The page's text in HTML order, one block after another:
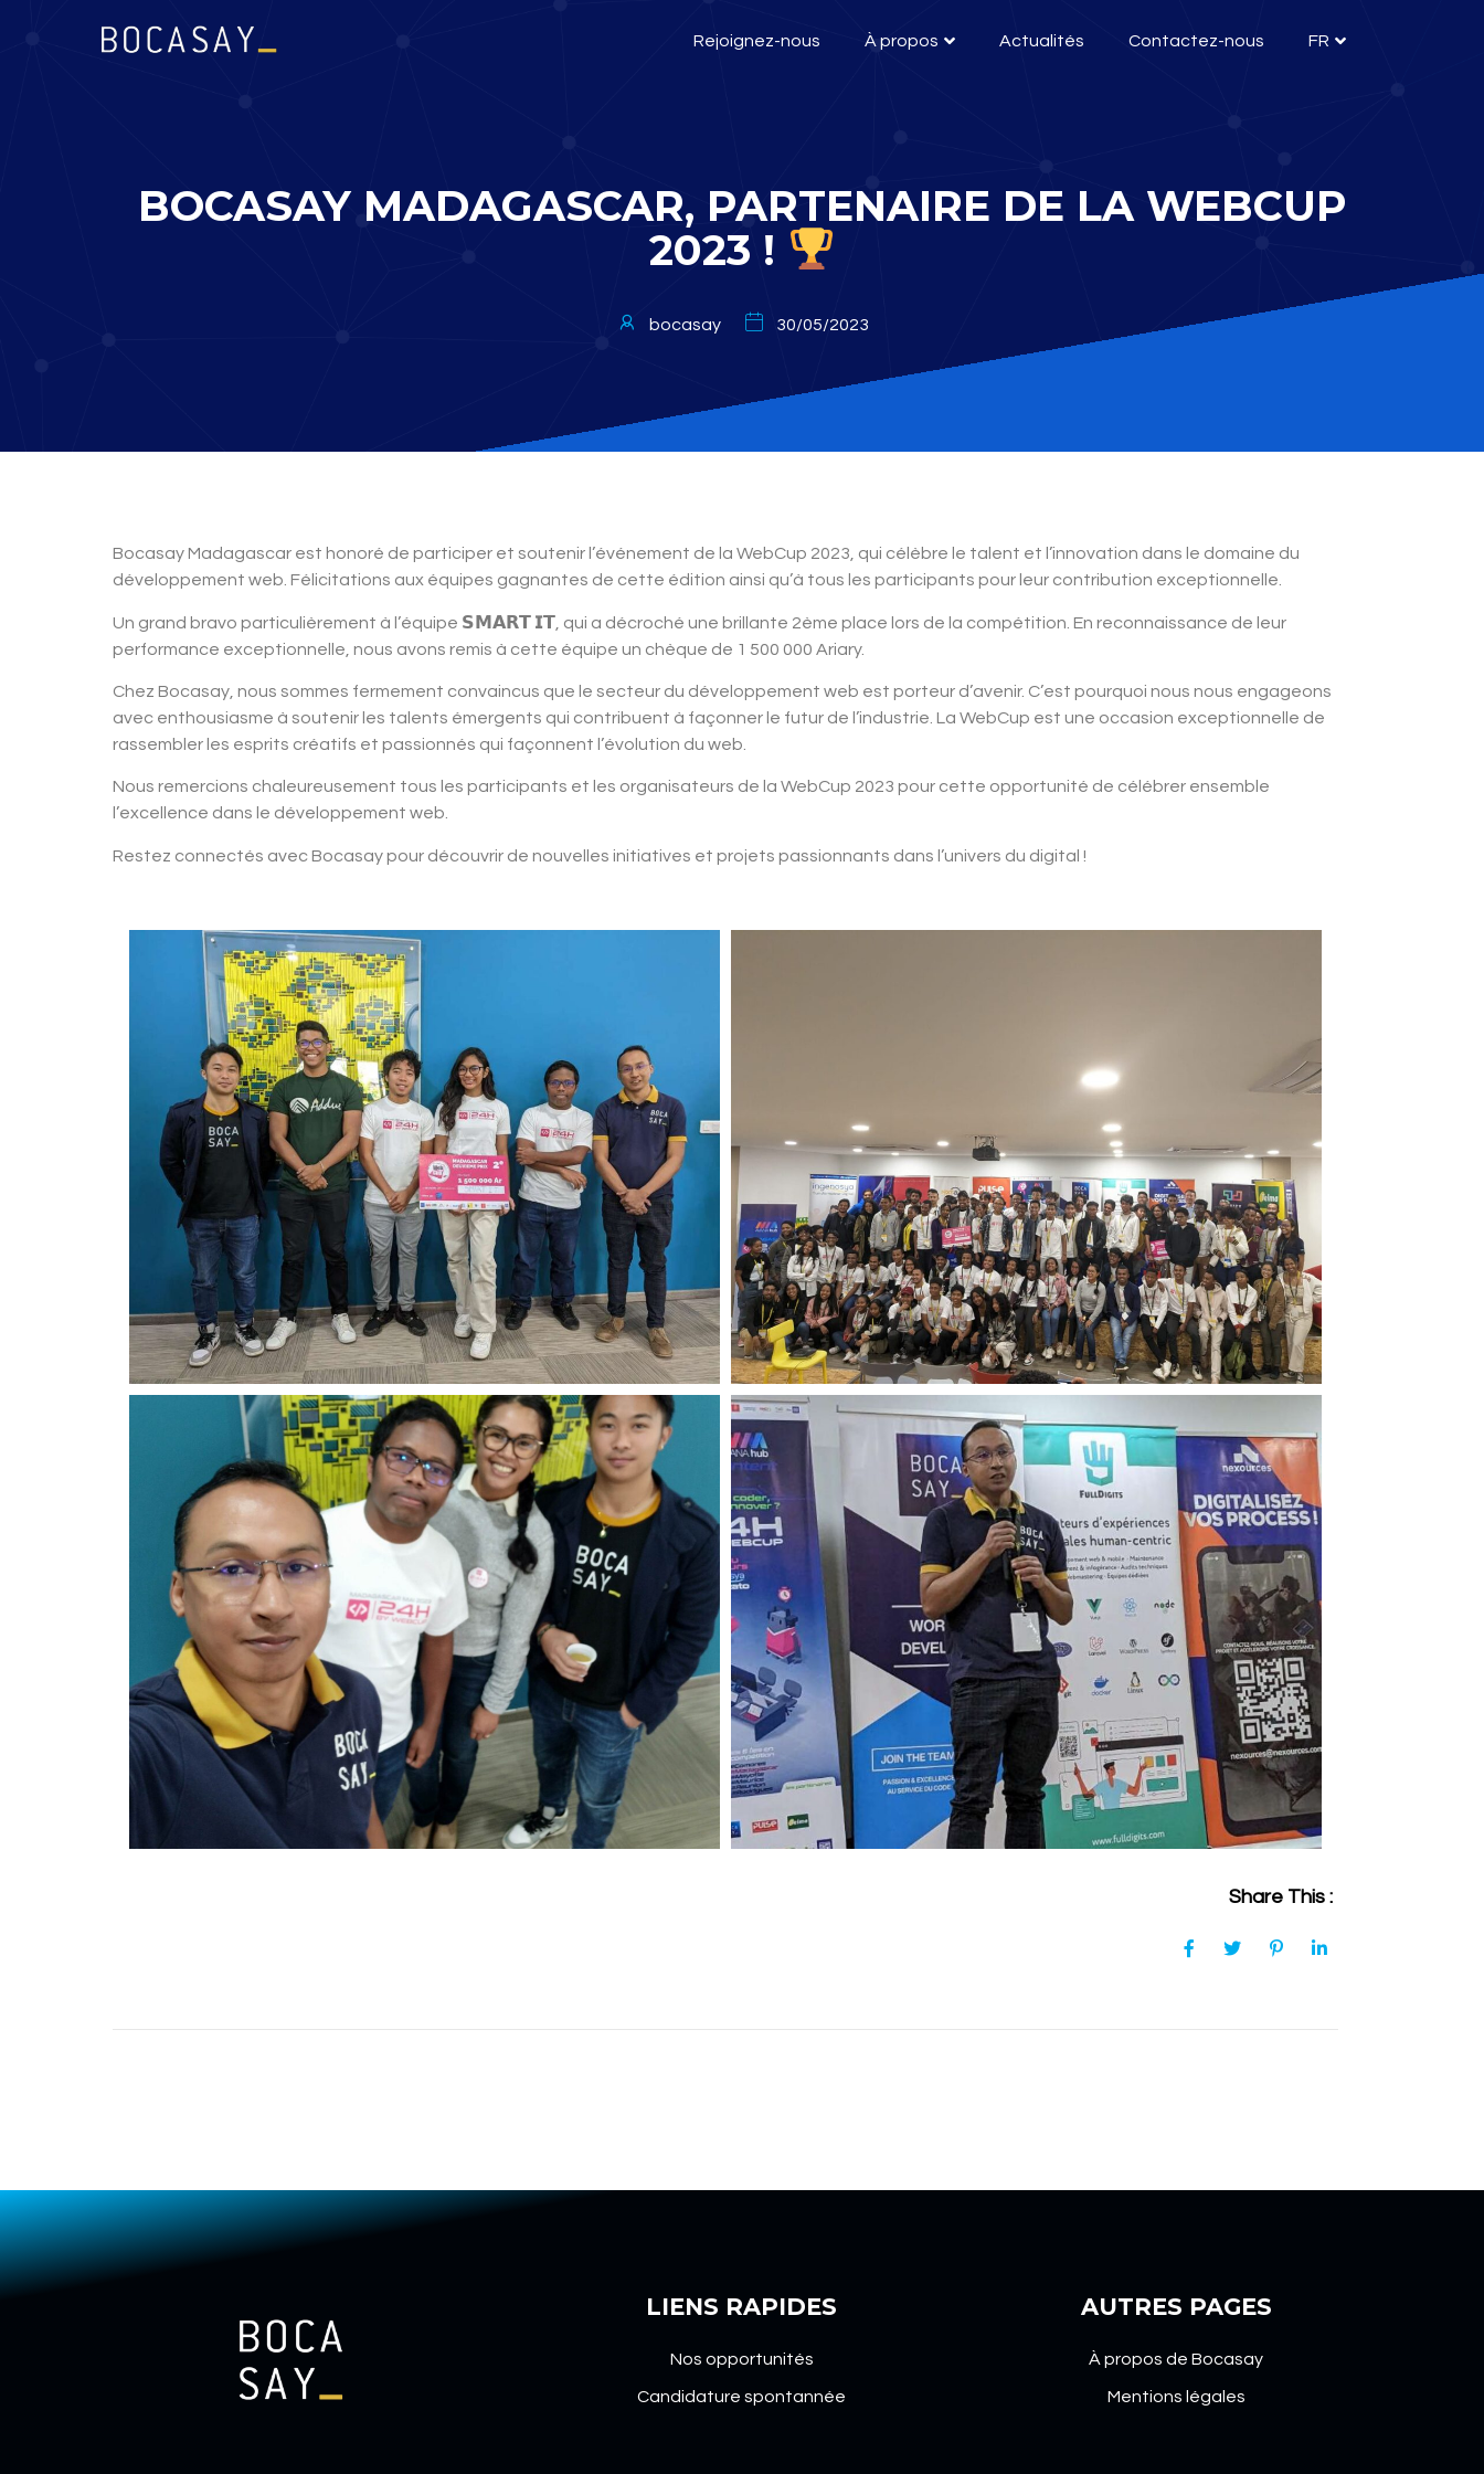
Rejoignez-nous À propos Actualités Contactez-nous FR
BOCASAY MADAGASCAR, PARTENAIRE DE LA WEBCUP
2023 !
bocasay 30/05/2023
Bocasay Madagascar est honoré de participer et soutenir l’événement de la WebCup 2023, qui célèbre le talent et l’innovation dans le domaine du
développement web. Félicitations aux équipes gagnantes de cette édition ainsi qu’à tous les participants pour leur contribution exceptionnelle.
Un grand bravo particulièrement à l’équipe 𝗦𝗠𝗔𝗥𝗧 𝗜𝗧, qui a décroché une brillante 2ème place lors de la compétition. En reconnaissance de leur
performance exceptionnelle, nous avons remis à cette équipe un chèque de 1 500 000 Ariary.
Chez Bocasay , nous sommes fermement convaincus que le secteur du développement web est porteur d’avenir. C’est pourquoi nous nous engageons
avec enthousiasme à soutenir les talents émergents qui contribuent à façonner le futur de l’industrie. La WebCup est une occasion exceptionnelle de
rassembler les esprits créatifs et passionnés qui façonnent l’évolution du web.
Nous remercions chaleureusement tous les participants et les organisateurs de la WebCup 2023 pour cette opportunité de célébrer ensemble
l’excellence dans le développement web.
Restez connectés avec Bocasay pour découvrir de nouvelles initiatives et projets passionnants dans l’univers du digital !
Share This :
LIENS RAPIDES
Nos opportunités
Candidature spontannée
AUTRES PAGES
À propos de Bocasay
Mentions légales